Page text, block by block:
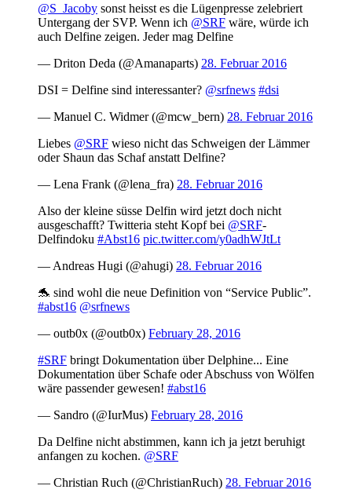
@S_Jacoby sonst heisst es die Lügenpresse zelebriert
Untergang der SVP. Wenn ich @SRF wäre, würde ich
auch Delfine zeigen. Jeder mag Delfine
— Driton Deda (@Amanaparts) 28. Februar 2016
DSI = Delfine sind interessanter? @srfnews #dsi
— Manuel C. Widmer (@mcw_bern) 28. Februar 2016
Liebes @SRF wieso nicht das Schweigen der Lämmer
oder Shaun das Schaf anstatt Delfine?
— Lena Frank (@lena_fra) 28. Februar 2016
Also der kleine süsse Delfin wird jetzt doch nicht
ausgeschafft? Twitteria steht Kopf bei @SRF-
Delfindoku #Abst16 pic.twitter.com/y0adhWJtLt
— Andreas Hugi (@ahugi) 28. Februar 2016
🐬 sind wohl die neue Definition von “Service Public”.
#abst16 @srfnews
— outb0x (@outb0x) February 28, 2016
#SRF bringt Dokumentation über Delphine... Eine
Dokumentation über Schafe oder Abschuss von Wölfen
wäre passender gewesen! #abst16
— Sandro (@IurMus) February 28, 2016
Da Delfine nicht abstimmen, kann ich ja jetzt beruhigt
anfangen zu kochen. @SRF
— Christian Ruch (@ChristianRuch) 28. Februar 2016